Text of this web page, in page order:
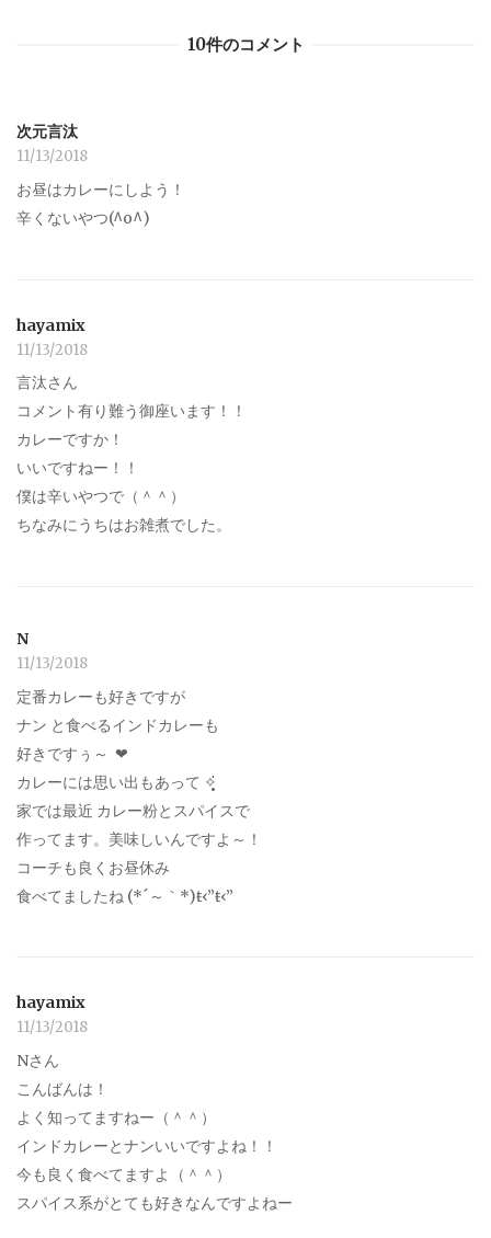
10件のコメント
次元言汰
11/13/2018
お昼はカレーにしよう！
辛くないやつ(^o^)
hayamix
11/13/2018
言汰さん
コメント有り難う御座います！！
カレーですか！
いいですねー！！
僕は辛いやつで（＾＾）
ちなみにうちはお雑煮でした。
N
11/13/2018
定番カレーも好きですが
ナン と食べるインドカレーも
好きですぅ～ ‪︎‬ ‪︎❤︎
カレーには思い出もあって ✧̣̥̇
家では最近 カレー粉とスパイスで
作ってます。美味しいんですよ～！
コーチも良くお昼休み
食べてましたね (*´～｀*)ŧ‹”ŧ‹”
hayamix
11/13/2018
Nさん
こんばんは！
よく知ってますねー（＾＾）
インドカレーとナンいいですよね！！
今も良く食べてますよ（＾＾）
スパイス系がとても好きなんですよねー